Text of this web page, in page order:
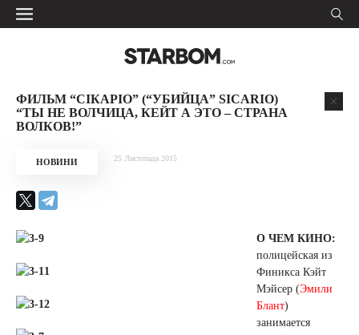
ФИЛЬМ “СІКАРІО” (“УБИЙЦА” SICARIO)
“ТЫ НЕ ВОЛЧИЦА, КЕЙТ А ЭТО – СТРАНА
ВОЛКОВ!”
НОВИНИ 25 Листопада 2015
О ЧЕМ КИНО:
полицейская из
Финикса Кэйт
Мэйсер (Эмили
Блант)
занимается